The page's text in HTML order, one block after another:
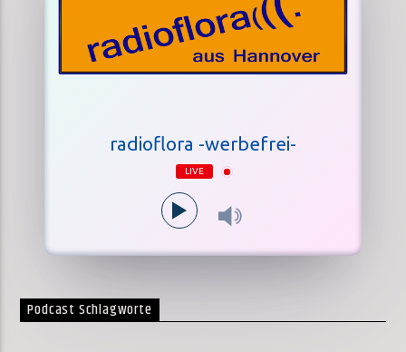
radioflora -werbefrei-
LIVE
Podcast Schlagworte